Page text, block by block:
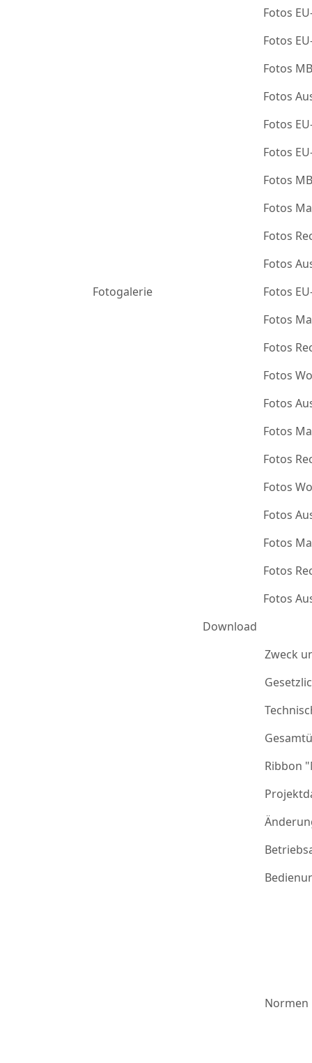
Fotogalerie
Fotos
Fotos
Fotos
Fotos
Fotos
Fotos
Fotos
Fotos
Fotos
Fotos
Fotos
Fotos
Fotos
Fotos
Fotos
Fotos
Fotos
Fotos
Fotos
Fotos
Fotos
Fotos
Download
Zweck
Ribbon
Normen